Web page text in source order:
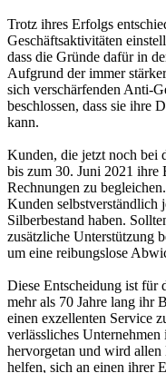
Trotz ihres Erfolgs
Geschäftsaktivitäten
dass die Gründe dafür in
Aufgrund der immer
sich verschärfenden Anti-
beschlossen, dass sie ihre
kann.
Kunden, die jetzt noch bei
bis zum 30. Juni 2021 ihre
Rechnungen zu
Kunden selbstverständlich
Silberbestand haben.
zusätzliche Unterstützung
um eine reibungslose
Diese Entscheidung ist für
mehr als 70 Jahre lang ihr
einen exzellenten Service
verlässliches
hervorgetan und wird
helfen, sich an einen ihrer